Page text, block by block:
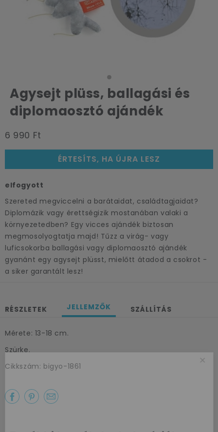
Agysejt plüss, ballagási és
diplomaosztó ajándék
6 990 Ft
ÉRTESÍTS, HA ÚJRA LESZ
elfogyott
Szereted megviccelni a barátaidat, családtagjaidat?
Diplomázik vagy érettségizik mostanában valaki a
környezetedben? Egy vicces ajándék biztosan
megmosolyogtatja majd! Tűzz a virág- vagy
luficsokorba ballagási vagy diplomaosztó ajándék
gyanánt egy agysejt plüsst, mielőtt átadod a csokrot -
a siker garantált lesz!
RÉSZLETEK JELLEMZŐK SZÁLLÍTÁS
Mérete: 13-18 cm.
Szürke.
Cikkszám: bigyo-1861
×